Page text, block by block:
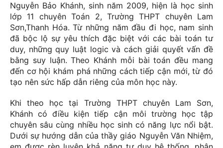
Nguyễn Bảo Khánh, sinh năm 2009, hiện là học sinh
lớp 11 chuyên Toán 2, Trường THPT chuyên Lam
Sơn,Thanh Hóa. Từ những năm đầu đi học, nam sinh
đã bộc lộ sự yêu thích đặc biệt với các bài toán tư
duy, những quy luật logic và cách giải quyết vấn đề
bằng suy luận. Theo Khánh mỗi bài toán đều mang
đến cơ hội khám phá những cách tiếp cận mới, từ đó
tạo nên sức hấp dẫn riêng của môn học này.
Khi theo học tại Trường THPT chuyên Lam Sơn,
Khánh có điều kiện tiếp cận môi trường học tập
chuyên sâu cùng nhiều học sinh có năng lực nổi bật.
Dưới sự hướng dẫn của thầy giáo Nguyễn Văn Nhiệm,